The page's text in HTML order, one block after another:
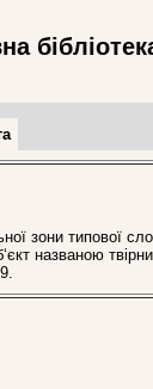
зони типової
названою